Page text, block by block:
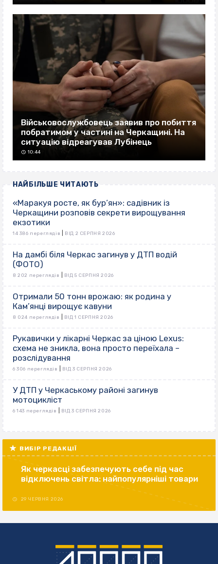
Військовослужбовець заявив про побиття
побратимом у частині на Черкащині. На
ситуацію відреагував Лубінець
10:44
НАЙБІЛЬШЕ ЧИТАЮТЬ
«Маракуя росте, як бур’ян»: садівник із
Черкащини розповів секрети вирощування
екзотики
14 386 переглядів ВІД 2 СЕРПНЯ 2026
На дамбі біля Черкас загинув у ДТП водій
(ФОТО)
8 202 переглядів ВІД 5 СЕРПНЯ 2026
Отримали 50 тонн врожаю: як родина у
Кам’янці вирощує кавуни
8 024 переглядів ВІД 1 СЕРПНЯ 2026
Рукавички у лікарні Черкас за ціною Lexus:
схема не зникла, вона просто переїхала –
розслідування
6 306 переглядів ВІД 3 СЕРПНЯ 2026
У ДТП у Черкаському районі загинув
мотоцикліст
6 143 переглядів ВІД 3 СЕРПНЯ 2026
ВИБІР РЕДАКЦІЇ
Як черкасці забезпечують себе під час
відключень світла: найпопулярніші товари
29 ЧЕРВНЯ 2026